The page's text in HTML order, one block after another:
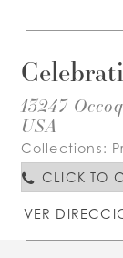
13247
USA
Collections:
CLICK TO
VER